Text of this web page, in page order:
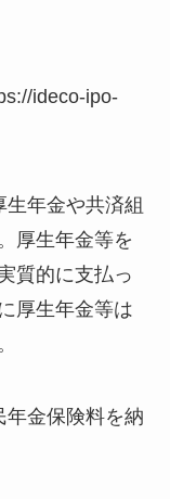
ideco-ipo-
年金や共済組
厚生年金等を
質的に支払っ
厚生年金等は
年金保険料を納